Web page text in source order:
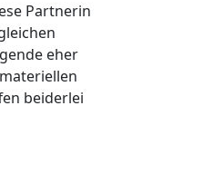
Partnerin
eher
beiderlei